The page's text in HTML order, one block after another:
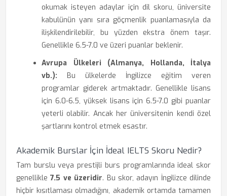
okumak isteyen adaylar için dil skoru, üniversite
kabulünün yanı sıra göçmenlik puanlamasıyla da
ilişkilendirilebilir, bu yüzden ekstra önem taşır.
Genellikle 6.5-7.0 ve üzeri puanlar beklenir.
Avrupa Ülkeleri (Almanya, Hollanda, İtalya
vb.): Bu ülkelerde İngilizce eğitim veren
programlar giderek artmaktadır. Genellikle lisans
için 6.0-6.5, yüksek lisans için 6.5-7.0 gibi puanlar
yeterli olabilir. Ancak her üniversitenin kendi özel
şartlarını kontrol etmek esastır.
Akademik Burslar İçin İdeal IELTS Skoru Nedir?
Tam burslu veya prestijli burs programlarında ideal skor
genellikle7.5 ve üzeridir. Bu skor, adayın İngilizce dilinde
hiçbir kısıtlaması olmadığını, akademik ortamda tamamen